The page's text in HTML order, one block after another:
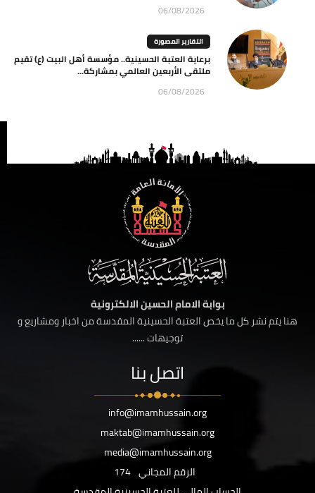
06/08/2026
التقارير المصورة
برعاية العتبة الحسينية.. مؤسسة أهل البيت (ع) تقيم
ملتقى الأربعين العالمي بمشاركة...
06/08/2026
بوابة الامام الحسين الالكترونية
هنا يتم نشر كل ما يخص العتبة الحسينية المقدسة من اخبار ومشاريع و
توجيهات ......
اتصل بنا
info@imamhussain.org
maktab@imamhussain.org
media@imamhussain.org
الرقم المجاني 174